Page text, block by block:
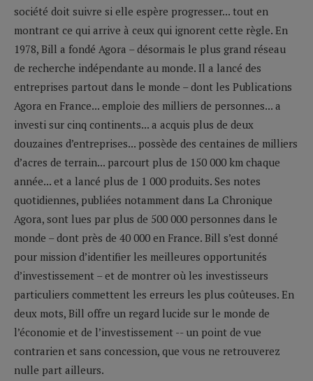
société doit suivre si elle espère progresser... tout en
montrant ce qui arrive à ceux qui ignorent cette règle. En
1978, Bill a fondé Agora – désormais le plus grand réseau
de recherche indépendante au monde. Il a lancé des
entreprises partout dans le monde – dont les Publications
Agora en France... emploie des milliers de personnes... a
investi sur cinq continents... a acquis plus de deux
douzaines d’entreprises... possède des centaines de milliers
d’acres de terrain... parcourt plus de 150 000 km chaque
année... et a lancé plus de 1 000 produits. Ses notes
quotidiennes, publiées notamment dans La Chronique
Agora, sont lues par plus de 500 000 personnes dans le
monde – dont près de 40 000 en France. Bill s’est donné
pour mission d’identifier les meilleures opportunités
d’investissement – et de montrer où les investisseurs
particuliers commettent les erreurs les plus coûteuses. En
deux mots, Bill offre un regard lucide sur le monde de
l’économie et de l’investissement -- un point de vue
contrarien et sans concession, que vous ne retrouverez
nulle part ailleurs.